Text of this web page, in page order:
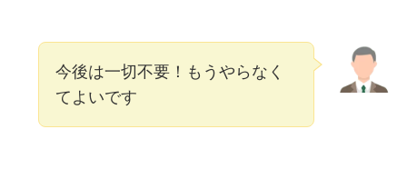
今後は一切不要！もうやらなく
てよいです